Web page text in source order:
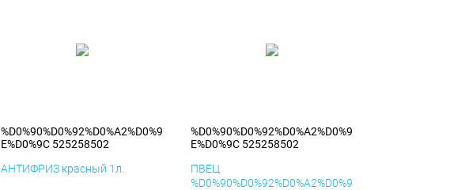
%D0%90%D0%92%D0%A2%D0%9
E%D0%9C 525258502
АНТИФРИЗ красный 1л.
%D0%90%D0%92%D0%A2%D0%9
E%D0%9C 525258502
ПВЕЦ
%D0%90%D0%92%D0%A2%D0%9